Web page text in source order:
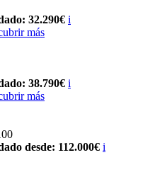
32.290€ i
más
38.790€ i
más
desde: 112.000€ i